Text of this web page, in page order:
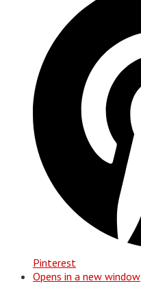
Pinterest
Opens in a new window